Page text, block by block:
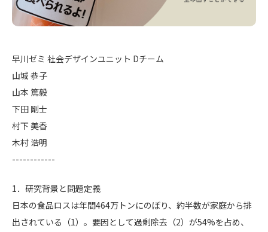
早川ゼミ 社会デザインユニット Dチーム
山城 恭子
山本 篤毅
下田 剛士
村下 美香
木村 浩明
------------
1．研究背景と問題定義
日本の食品ロスは年間464万トンにのぼり、約半数が家庭から排
出されている（1）。要因として過剰除去（2）が54%を占め、